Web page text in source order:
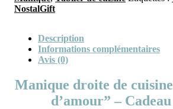
NostalGift
Description
Informations complémentaires
Avis (0)
Manique droite de
d’amour” –